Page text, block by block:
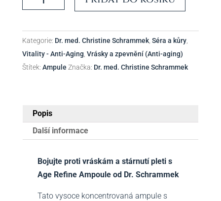
Refine
-
Dr.
Schrammek
množství
Kategorie: Dr. med. Christine Schrammek, Séra a kůry,
Vitality - Anti-Aging Vrásky a zpevnění (Anti-aging)
Štítek: Ampule Značka: Dr. med. Christine Schrammek
Popis
Další informace
Bojujte proti vráskám a stárnutí pleti s
Age Refine Ampoule od Dr. Schrammek
Tato vysoce koncentrovaná ampule s